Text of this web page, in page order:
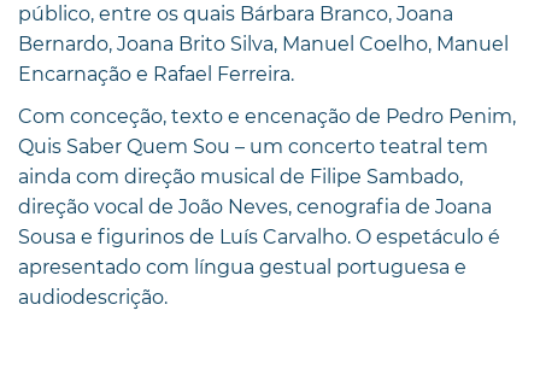
público, entre os quais Bárbara Branco, Joana
Bernardo, Joana Brito Silva, Manuel Coelho, Manuel
Encarnação e Rafael Ferreira.
Com conceção, texto e encenação de Pedro Penim,
Quis Saber Quem Sou – um concerto teatral tem
ainda com direção musical de Filipe Sambado,
direção vocal de João Neves, cenografia de Joana
Sousa e figurinos de Luís Carvalho. O espetáculo é
apresentado com língua gestual portuguesa e
audiodescrição.